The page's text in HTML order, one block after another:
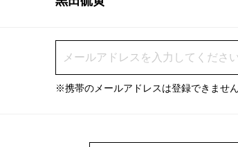
※携帯のメールアドレスは登録できません